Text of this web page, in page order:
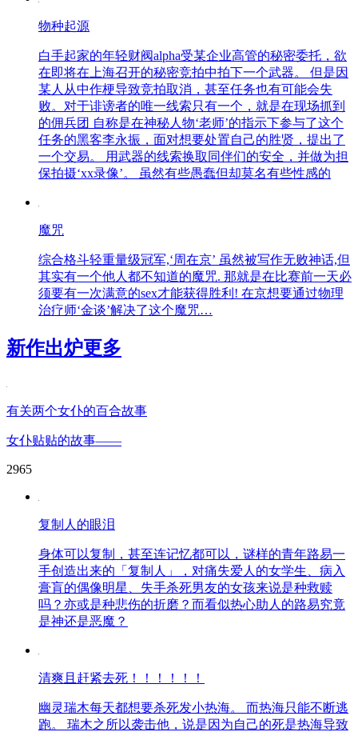
物种起源
白手起家的年轻财阀alpha受某企业高管的秘密委托，欲
在即将在上海召开的秘密竞拍中拍下一个武器。 但是因
某人从中作梗导致竞拍取消，甚至任务也有可能会失
败。对于诽谤者的唯一线索只有一个，就是在现场抓到
的佣兵团 自称是在神秘人物‘老师’的指示下参与了这个
任务的黑客李永振，面对想要处置自己的胜贤，提出了
一个交易。 用武器的线索换取同伴们的安全，并做为担
保拍摄‘xx录像’。 虽然有些愚蠢但却莫名有些性感的
魔咒
综合格斗轻重量级冠军,‘周在京’ 虽然被写作无败神话,但
其实有一个他人都不知道的魔咒. 那就是在比赛前一天必
须要有一次满意的sex才能获得胜利! 在京想要通过物理
治疗师‘金谈’解决了这个魔咒…
新作出炉更多
有关两个女仆的百合故事
女仆贴贴的故事——
2965
复制人的眼泪
身体可以复制，甚至连记忆都可以，谜样的青年路易一
手创造出来的「复制人」，对痛失爱人的女学生、病入
膏肓的偶像明星、失手杀死男友的女孩来说是种救赎
吗？亦或是种悲伤的折磨？而看似热心助人的路易究竟
是神还是恶魔？
清爽且赶紧去死！！！！！！
幽灵瑞木每天都想要杀死发小热海。 而热海只能不断逃
跑。 瑞木之所以袭击他，说是因为自己的死是热海导致